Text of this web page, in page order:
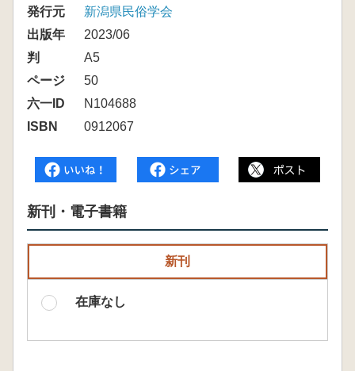
発行元
新潟県民俗学会
出版年
2023/06
判
A5
ページ
50
六一ID
N104688
ISBN
0912067
新刊・電子書籍
新刊
在庫なし